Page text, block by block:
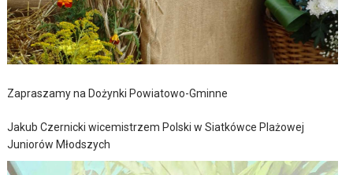
Zapraszamy na Dożynki Powiatowo-Gminne
Jakub Czernicki wicemistrzem Polski w Siatkówce Plażowej
Juniorów Młodszych